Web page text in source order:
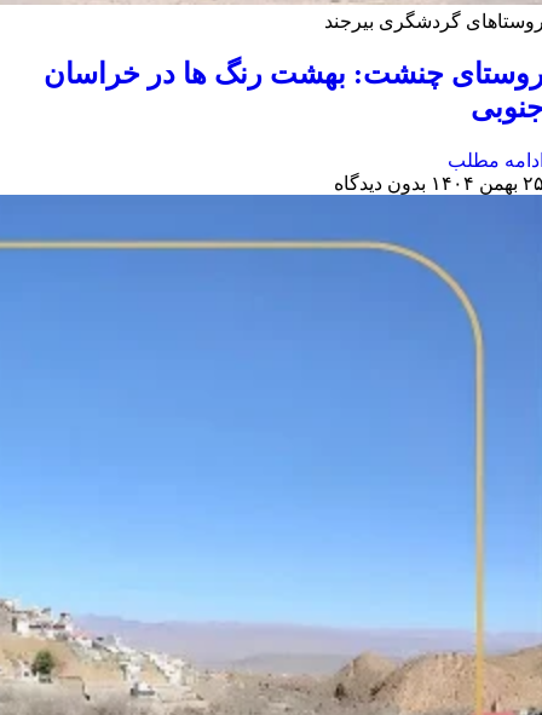
گردشگری بیرجند
چنشت: بهشت رنگ ها در خراسان
مطلب
۱۴۰۴
بدون دیدگاه